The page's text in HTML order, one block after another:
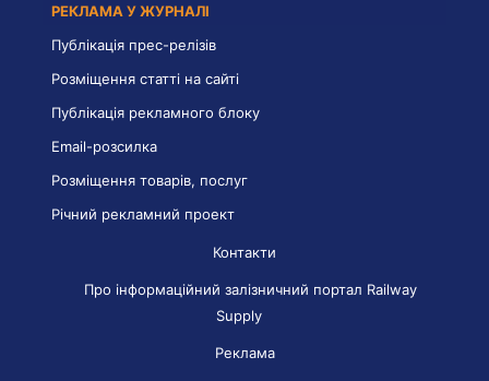
РЕКЛАМА У ЖУРНАЛІ
Публікація прес-релізів
Розміщення статті на сайті
Публікація рекламного блоку
Email-розсилка
Розміщення товарів, послуг
Річний рекламний проект
Контакти
Про інформаційний залізничний портал Railway
Supply
Реклама